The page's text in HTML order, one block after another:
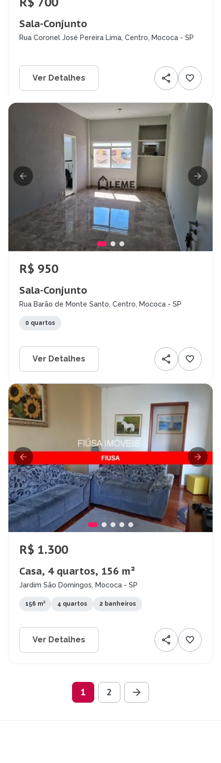
Sala-Conjunto
Rua Coronel José Pereira Lima, Centro, Mococa - SP
Ver Detalhes
R$ 950
Sala-Conjunto
Rua Barão de Monte Santo, Centro, Mococa - SP
0 quartos
Ver Detalhes
R$ 1.300
Casa, 4 quartos, 156 m²
Jardim São Domingos, Mococa - SP
156 m² 4 quartos 2 banheiros
Ver Detalhes
1 2